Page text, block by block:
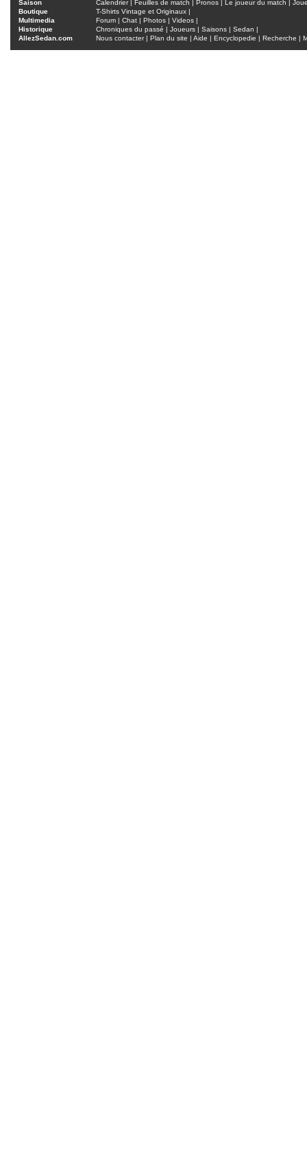
Saison Calendrier| Feuilles de match Pronos Le joueur du match
Boutique
T-Shirts Vintage et Originaux |
Multimedia
Forum | Chat | Photos | Videos |
Historique
Chroniques du passé | Joueurs | Saisons | Sedan |
AllezSedan.com
Nous contacter| Plan du site | Aide | Encyclopedie | Recherche |